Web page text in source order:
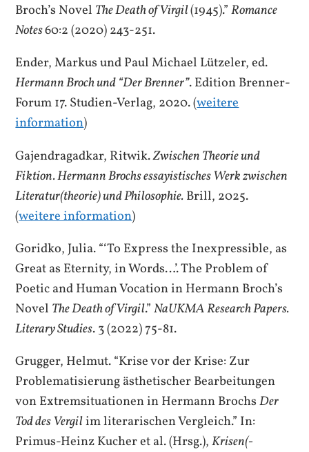
Broch’s Novel The Death of Virgil(1945).”Romance
Notes60:2 (2020) 243-251.
Ender, Markus und Paul Michael Lützeler, ed.
Hermann Broch und “Der Brenner”. Edition Brenner-
Forum 17. Studien-Verlag, 2020. (weitere
information)
Gajendragadkar, Ritwik.Zwischen Theorie und
Fiktion. Hermann Brochs essayistisches Werk zwischen
Literatur(theorie) und Philosophie.Brill, 2025.
(weitere information)
Goridko, Julia. “‘To Express the Inexpressible, as
Great as Eternity, in Words…’. The Problem of
Poetic and Human Vocation in Hermann Broch’s
Novel The Death of Virgil.”NaUKMA Research Papers.
Literary Studies. 3 (2022) 75-81.
Grugger, Helmut. “Krise vor der Krise: Zur
Problematisierung ästhetischer Bearbeitungen
von Extremsituationen in Hermann BrochsDer
Tod des Vergilim literarischen Vergleich.” In:
Primus-Heinz Kucher et al. (Hrsg.),Krisen(-